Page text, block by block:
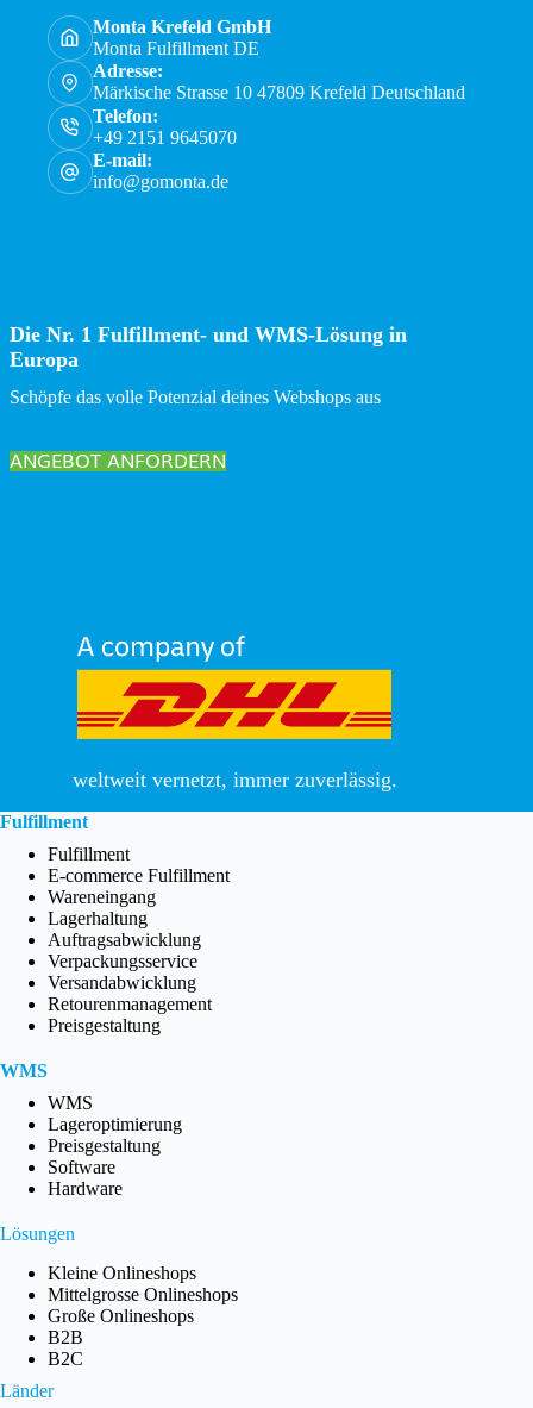
Monta Krefeld GmbH
Monta Fulfillment DE
Adresse:
Märkische Strasse 10 47809 Krefeld Deutschland
Telefon:
+49 2151 9645070
E-mail:
info@gomonta.de
Die Nr. 1 Fulfillment- und WMS-Lösung in
Europa
Schöpfe das volle Potenzial deines Webshops aus
ANGEBOT ANFORDERN
weltweit vernetzt, immer zuverlässig.
Fulfillment
Fulfillment
E-commerce Fulfillment
Wareneingang
Lagerhaltung
Auftragsabwicklung
Verpackungsservice
Versandabwicklung
Retourenmanagement
Preisgestaltung
WMS
WMS
Lageroptimierung
Preisgestaltung
Software
Hardware
Lösungen
Kleine Onlineshops
Mittelgrosse Onlineshops
Große Onlineshops
B2B
B2C
Länder